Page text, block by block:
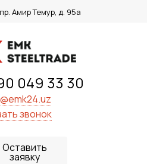
Амир Темур, д. 95а
049 33 30
звонок
Оставить
заявку